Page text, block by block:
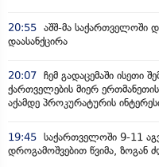
20:55 აშშ-მა საქართველოში
დაასანქცირა
20:07 ჩემ გადაცემაში ისეთი
ქართველების მიერ
აქამდე პროკურატურის
19:45 საქართველოში 9-11
დროგამოშვებით წვიმა, ზოგან